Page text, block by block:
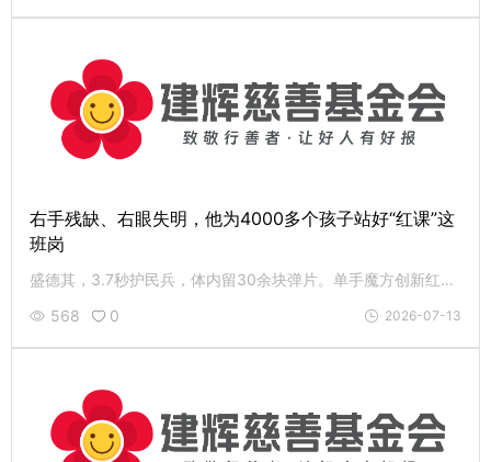
右手残缺、右眼失明，他为4000多个孩子站好“红课”这
班岗
盛德其，3.7秒护民兵，体内留30余块弹片。单手魔方创新红课，累计影响超4000人次。83岁伤病缠身仍上岗志愿服务。致敬盛嗲，和先锋老党员同行，您的援手是最好回应。
568
0 2026-07-13